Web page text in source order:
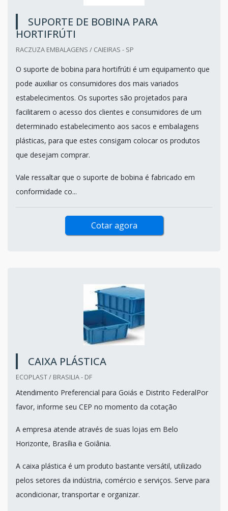
SUPORTE DE BOBINA PARA
HORTIFRÚTI
RACZUZA EMBALAGENS / CAIEIRAS - SP
O suporte de bobina para hortifrúti é um equipamento que
pode auxiliar os consumidores dos mais variados
estabelecimentos. Os suportes são projetados para
facilitarem o acesso dos clientes e consumidores de um
determinado estabelecimento aos sacos e embalagens
plásticas, para que estes consigam colocar os produtos
que desejam comprar.
Vale ressaltar que o suporte de bobina é fabricado em
conformidade co...
Cotar agora
CAIXA PLÁSTICA
ECOPLAST / BRASILIA - DF
Atendimento Preferencial para Goiás e Distrito FederalPor
favor, informe seu CEP no momento da cotação
A empresa atende através de suas lojas em Belo
Horizonte, Brasília e Goiânia.
A caixa plástica é um produto bastante versátil, utilizado
pelos setores da indústria, comércio e serviços. Serve para
acondicionar, transportar e organizar.